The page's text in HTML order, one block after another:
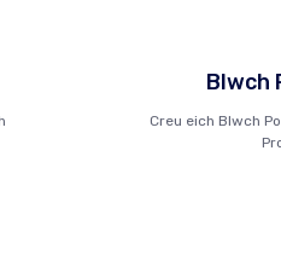
Blwch
Creu eich Blwch